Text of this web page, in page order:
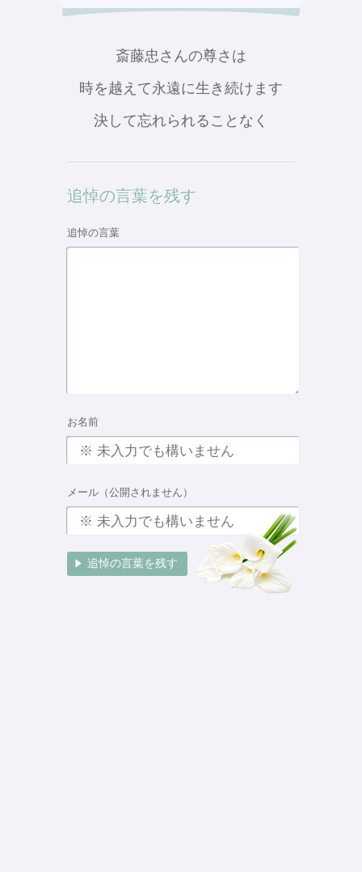
斎藤忠さんの尊さは
時を越えて永遠に生き続けます
決して忘れられることなく
追悼の言葉を残す
追悼の言葉
お名前
メール（公開されません）